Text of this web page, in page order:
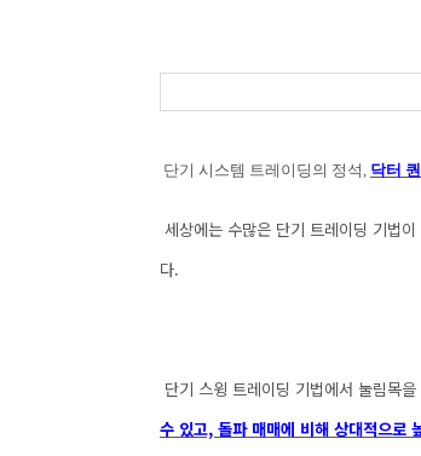
단기 시스템 트레이딩의 정석, 닥터
세상에는 수많은 단기 트레이딩 기법
다.
단기 스윙 트레이딩 기법에서 눌림목
수 있고, 돌파 매매에 비해 상대적으로